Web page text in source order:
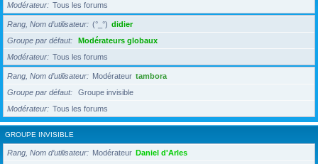
Modérateur
Tous les forums
Rang, Nom d’utilisateur (°_°) didier
Groupe par défaut
Modérateurs globaux
Modérateur
Tous les forums
Rang, Nom d’utilisateur Modérateur tambora
Groupe par défaut
Groupe invisible
Modérateur
Tous les forums
GROUPE INVISIBLE
Rang, Nom d’utilisateur Modérateur Daniel d'Arles